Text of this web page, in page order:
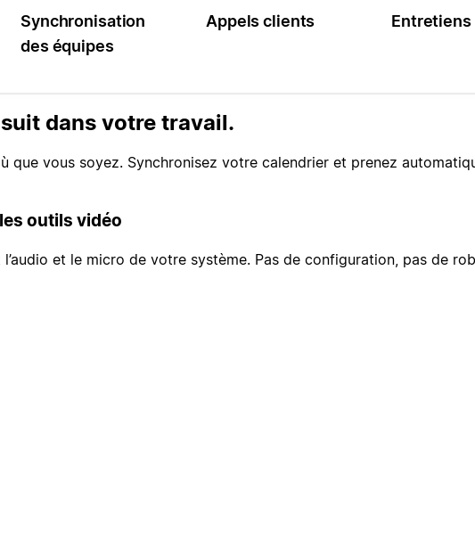
Synchronisation
des équipes
Appels clients Entretiens
dans votre travail.
que vous soyez. Synchronisez votre calendrier et prenez
outils vidéo
l’audio et le micro de votre système. Pas de configuration, pas de